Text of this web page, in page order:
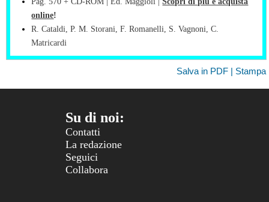
online!
R. Cataldi, P. M. Storani, F. Romanelli, S. Vagnoni, C.
Matricardi
Salva in PDF | Stampa
Su di noi:
Contatti
La redazione
Seguici
Collabora